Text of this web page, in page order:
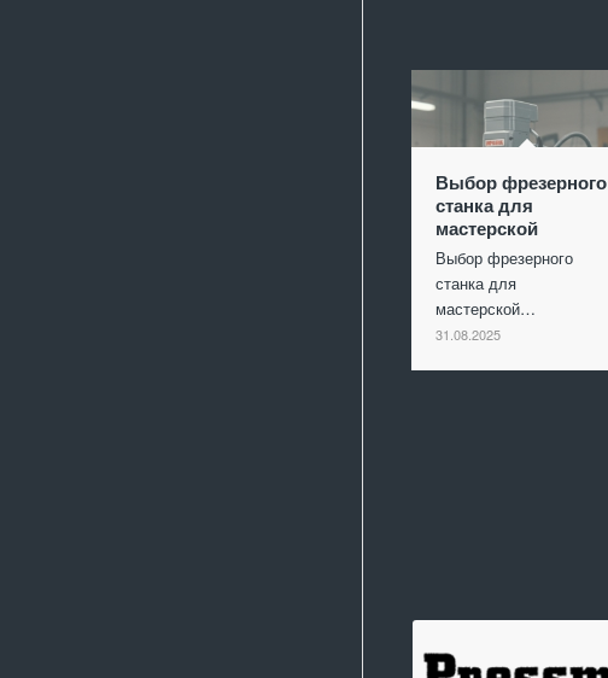
Выбор фрезерного
станка для
мастерской
Выбор фрезерного
станка для
мастерской…
31.08.2025